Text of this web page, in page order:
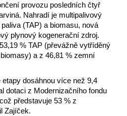
provozu posledních čtyř
Nahradí je multipalivový
(TAP) a biomasu, nová
plynový kogenerační zdroj.
% TAP (převážně vytříděný
a z 46,81 % zemní
dosáhnou více než 9,4
dotaci z Modernizačního fondu
představuje 53 % z
Zajíček.